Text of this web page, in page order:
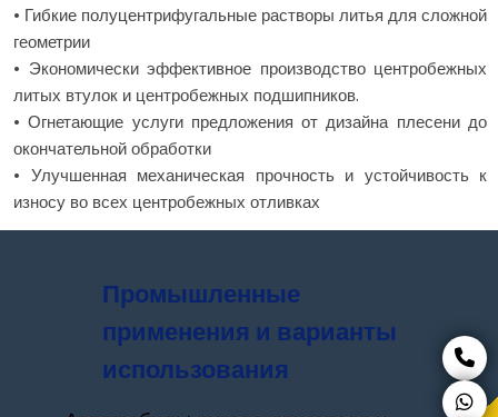
• Гибкие полуцентрифугальные растворы литья для сложной
геометрии
• Экономически эффективное производство центробежных
литых втулок и центробежных подшипников.
• Огнетающие услуги предложения от дизайна плесени до
окончательной обработки
• Улучшенная механическая прочность и устойчивость к
износу во всех центробежных отливках
Промышленные
применения и варианты
использования